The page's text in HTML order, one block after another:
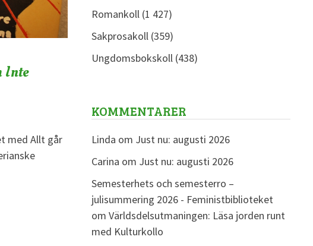
Inte
med Allt går
Romankoll(1 427)
Sakprosakoll(359)
Ungdomsbokskoll(438)
KOMMENTARER
Linda om Just nu: augusti 2026
Carina om Just nu: augusti 2026
Semesterhets och semesterro –
julisummering 2026 - Feministbiblioteket
om Världsdelsutmaningen: Läsa jorden runt
med Kulturkollo